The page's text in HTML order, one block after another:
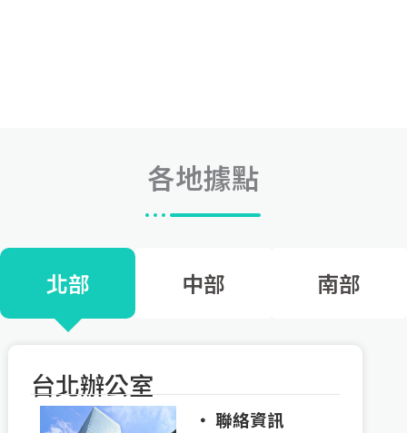
各地據點
北部 中部 南部
台北辦公室
‧ 聯絡資訊